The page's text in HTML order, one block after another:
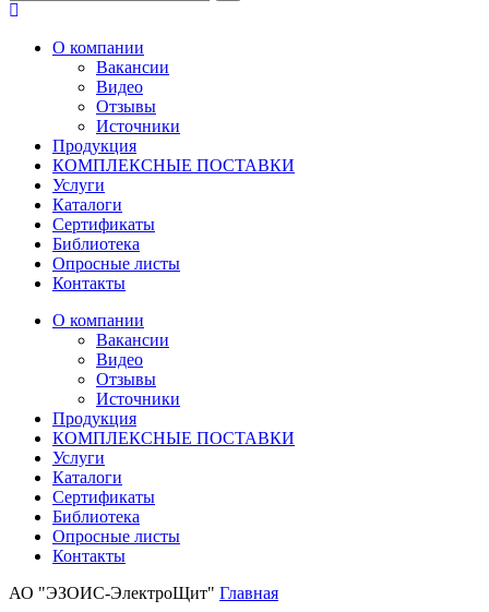
О компании
Вакансии
Видео
Отзывы
Источники
Продукция
КОМПЛЕКСНЫЕ ПОСТАВКИ
Услуги
Каталоги
Сертификаты
Библиотека
Опросные листы
Контакты
О компании
Вакансии
Видео
Отзывы
Источники
Продукция
КОМПЛЕКСНЫЕ ПОСТАВКИ
Услуги
Каталоги
Сертификаты
Библиотека
Опросные листы
Контакты
АО "ЭЗОИС-ЭлектроЩит" Главная